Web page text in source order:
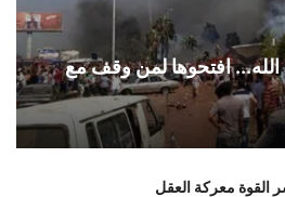
افتحوها لمن وقف مع
القوة معركة العقل